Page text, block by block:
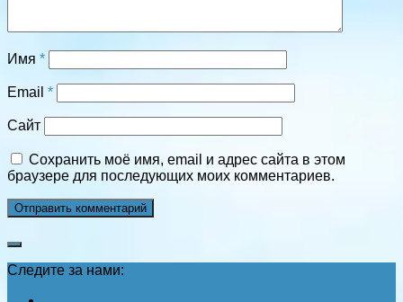
Имя *
Email *
Сайт
Сохранить моё имя, email и адрес сайта в этом
браузере для последующих моих комментариев.
Следите за нами: